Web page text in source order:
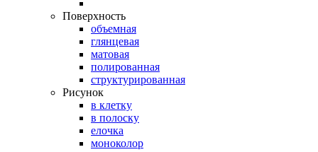
Поверхность
объемная
глянцевая
матовая
полированная
структурированная
Рисунок
в клетку
в полоску
елочка
моноколор